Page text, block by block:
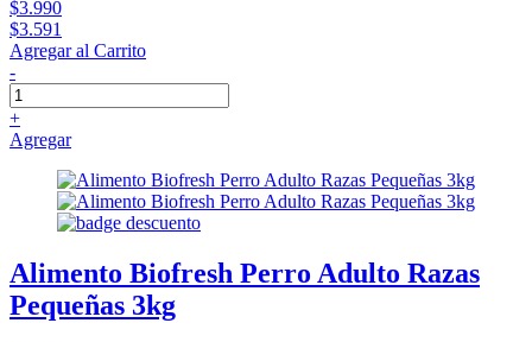
$3.990
$3.591
Agregar al Carrito
-
+
Agregar
Alimento Biofresh Perro Adulto Razas
Pequeñas 3kg